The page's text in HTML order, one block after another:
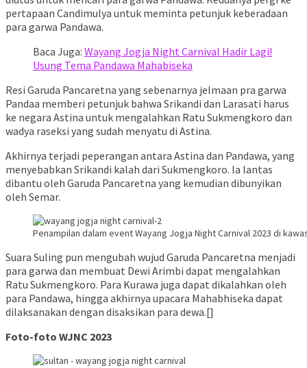
pertapaan Candimulya untuk meminta petunjuk keberadaan
para garwa Pandawa.
Baca Juga: Wayang Jogja Night Carnival Hadir Lagi!
Usung Tema Pandawa Mahabiseka
Resi Garuda Pancaretna yang sebenarnya jelmaan pra garwa
Pandaa memberi petunjuk bahwa Srikandi dan Larasati harus
ke negara Astina untuk mengalahkan Ratu Sukmengkoro dan
wadya raseksi yang sudah menyatu di Astina.
Akhirnya terjadi peperangan antara Astina dan Pandawa, yang
menyebabkan Srikandi kalah dari Sukmengkoro. Ia lantas
dibantu oleh Garuda Pancaretna yang kemudian dibunyikan
oleh Semar.
Penampilan dalam event Wayang Jogja Night Carnival 2023 di
Suara Suling pun mengubah wujud Garuda Pancaretna menjadi
para garwa dan membuat Dewi Arimbi dapat mengalahkan
Ratu Sukmengkoro. Para Kurawa juga dapat dikalahkan oleh
para Pandawa, hingga akhirnya upacara Mahabhiseka dapat
dilaksanakan dengan disaksikan para dewa.[]
Foto-foto WJNC 2023